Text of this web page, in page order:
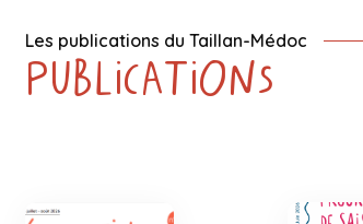
Les publications du Taillan-Médoc
Publications